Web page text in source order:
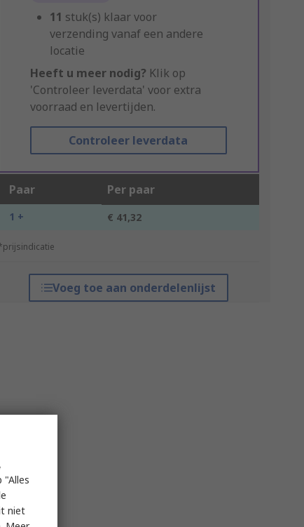
11 stuk(s) klaar voor
verzending vanaf een andere
locatie
Heeft u meer nodig? Klik op
'Controleer leverdata' voor extra
voorraad en levertijden.
Controleer leverdata
Paar Per paar
1 + € 41,32
Voeg toe aan onderdelenlijst
"Alles
niet